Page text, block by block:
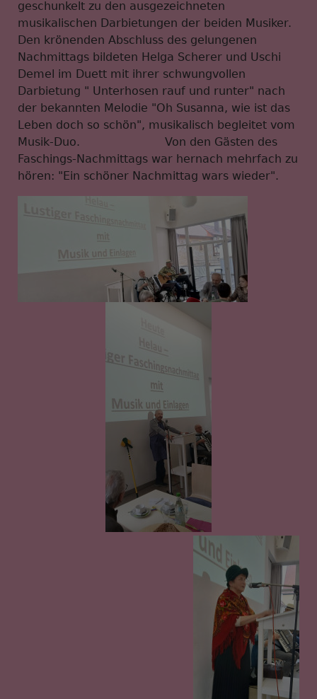
geschunkelt zu den ausgezeichneten
musikalischen Darbietungen der beiden Musiker.
Den krönenden Abschluss des gelungenen
Nachmittags bildeten Helga Scherer und Uschi
Demel im Duett mit ihrer schwungvollen
Darbietung " Unterhosen rauf und runter" nach
der bekannten Melodie "Oh Susanna, wie ist das
Leben doch so schön", musikalisch begleitet vom
Musik-Duo. Von den Gästen des
Faschings-Nachmittags war hernach mehrfach zu
hören: "Ein schöner Nachmittag wars wieder".